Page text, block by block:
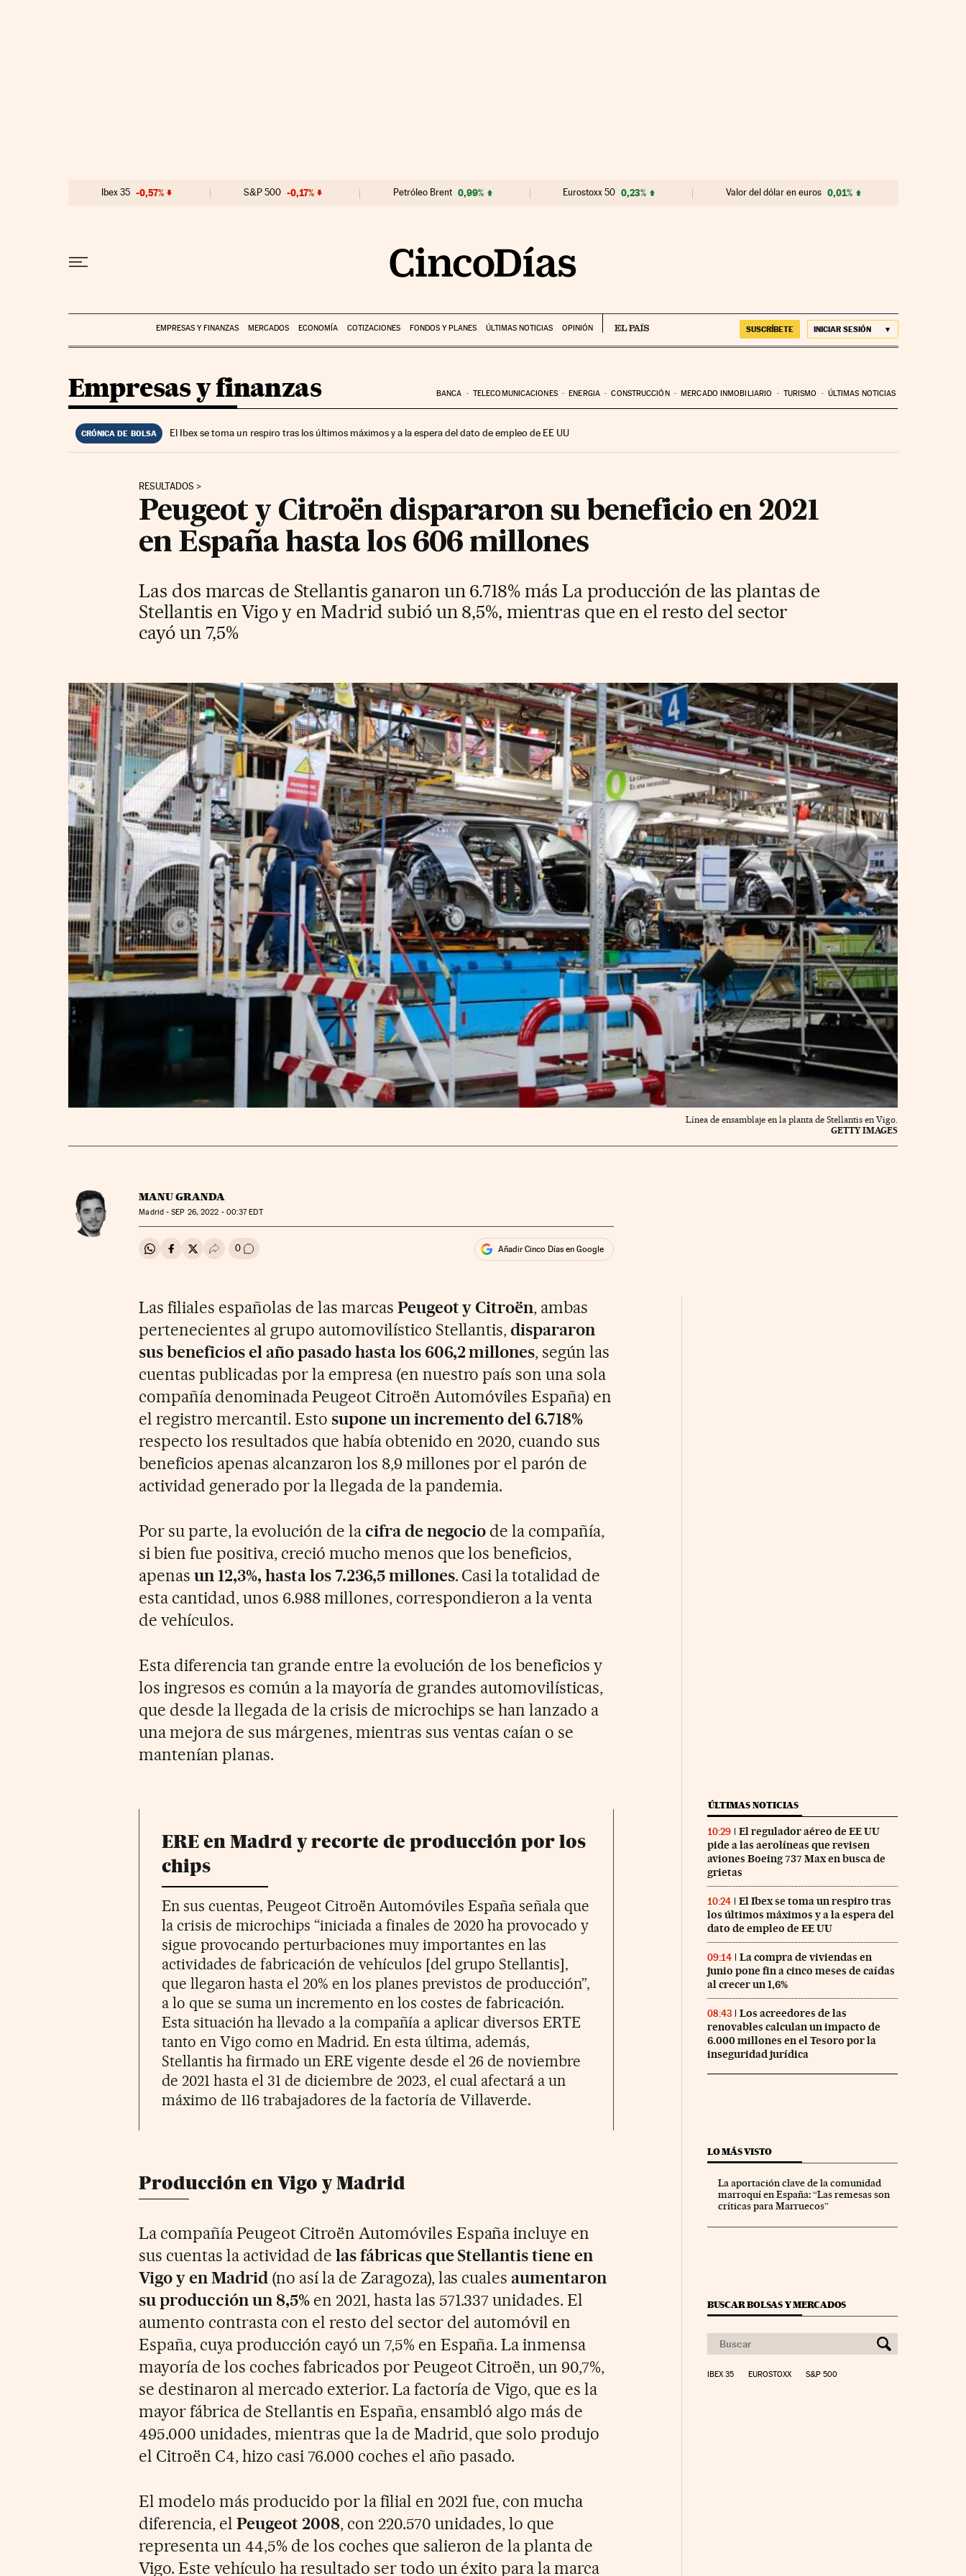
Ibex 35 -0,57% S&P 500 -0,17% Petróleo Brent 0,99% Eurostoxx 50 0,23% Valor del dólar en euros 0,01%
EMPRESAS Y FINANZAS MERCADOS ECONOMÍA COTIZACIONES FONDOS Y PLANES ÚLTIMAS NOTICIAS OPINIÓN SUSCRÍBETE INICIAR SESIÓN
Empresas y finanzas BANCA TELECOMUNICACIONES ENERGIA CONSTRUCCIÓN MERCADO INMOBILIARIO TURISMO ÚLTIMAS NOTICIAS
CRÓNICA DE BOLSA El Ibex se toma un respiro tras los últimos máximos y a la espera del dato de empleo de EE UU
RESULTADOS
Peugeot y Citroën dispararon su beneficio en 2021
en España hasta los 606 millones
Las dos marcas de Stellantis ganaron un 6.718% más La producción de las plantas de
Stellantis en Vigo y en Madrid subió un 8,5%, mientras que en el resto del sector
cayó un 7,5%
Línea de ensamblaje en la planta de Stellantis en Vigo.
GETTY IMAGES
MANU GRANDA
Madrid -SEP 26, 2022 - 00:37EDT
Compartir en Whatsapp
Compartir en Facebook
Compartir en Twitter
Desplegar Redes Sociales
0 Ir a los comentarios Añadir Cinco Días en Google
Las filiales españolas de las marcas Peugeot y Citroën, ambas
pertenecientes al grupo automovilístico Stellantis,dispararon
sus beneficios el año pasado hasta los 606,2 millones, según las
cuentas publicadas por la empresa (en nuestro país son una sola
compañía denominada Peugeot Citroën Automóviles España) en
el registro mercantil. Esto supone un incremento del 6.718%
respecto los resultados que había obtenido en 2020, cuando sus
beneficios apenas alcanzaron los 8,9 millones por el parón de
actividad generado por la llegada de la pandemia.
Por su parte, la evolución de lacifra de negocio de la compañía,
si bien fue positiva, creció mucho menos que los beneficios,
apenasun 12,3%, hasta los 7.236,5 millones. Casi la totalidad de
esta cantidad, unos 6.988 millones, correspondieron a la venta
de vehículos.
Esta diferencia tan grande entre la evolución de los beneficios y
los ingresos es común a la mayoría de grandes automovilísticas,
que desde la llegada de la crisis de microchips se han lanzado a
una mejora de sus márgenes, mientras sus ventas caían o se
mantenían planas.
ERE en Madrd y recorte de producción por los
chips
En sus cuentas, Peugeot Citroën Automóviles España señala que
la crisis de microchips “iniciada a finales de 2020 ha provocado y
sigue provocando perturbaciones muy importantes en las
actividades de fabricación de vehículos [del grupo Stellantis],
que llegaron hasta el 20% en los planes previstos de producción”,
a lo que se suma un incremento en los costes de fabricación.
Esta situación ha llevado a la compañía a aplicar diversos ERTE
tanto en Vigo como en Madrid. En esta última, además,
Stellantis ha firmado un ERE vigente desde el 26 de noviembre
de 2021 hasta el 31 de diciembre de 2023, el cual afectará a un
máximo de 116 trabajadores de la factoría de Villaverde.
Producción en Vigo y Madrid
La compañía Peugeot Citroën Automóviles España incluye en
sus cuentas la actividad de las fábricas que Stellantis tiene en
Vigo y en Madrid (no así la de Zaragoza), las cuales aumentaron
su producción un 8,5%en 2021, hasta las 571.337 unidades. El
aumento contrasta con el resto del sector del automóvil en
España, cuya producción cayó un 7,5% en España. La inmensa
mayoría de los coches fabricados por Peugeot Citroën, un 90,7%,
se destinaron al mercado exterior. La factoría de Vigo, que es la
mayor fábrica de Stellantis en España, ensambló algo más de
495.000 unidades, mientras que la de Madrid, que solo produjo
el Citroën C4, hizo casi 76.000 coches el año pasado.
El modelo más producido por la filial en 2021 fue, con mucha
diferencia, elPeugeot 2008, con 220.570 unidades, lo que
representa un 44,5% de los coches que salieron de la planta de
Vigo. Este vehículo ha resultado ser todo un éxito para la marca
ÚLTIMAS NOTICIAS
10:29
El regulador aéreo de EE UU
pide a las aerolíneas que revisen
aviones Boeing 737 Max en busca de
grietas
10:24
El Ibex se toma un respiro tras
los últimos máximos y a la espera del
dato de empleo de EE UU
09:14
La compra de viviendas en
junio pone fin a cinco meses de caídas
al crecer un 1,6%
08:43
Los acreedores de las
renovables calculan un impacto de
6.000 millones en el Tesoro por la
inseguridad jurídica
LO MÁS VISTO
La aportación clave de la comunidad
marroquí en España: “Las remesas son
críticas para Marruecos”
BUSCAR BOLSAS Y MERCADOS
IBEX 35 EUROSTOXX S&P 500